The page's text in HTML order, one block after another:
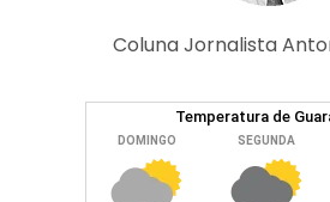
Coluna Jornalista